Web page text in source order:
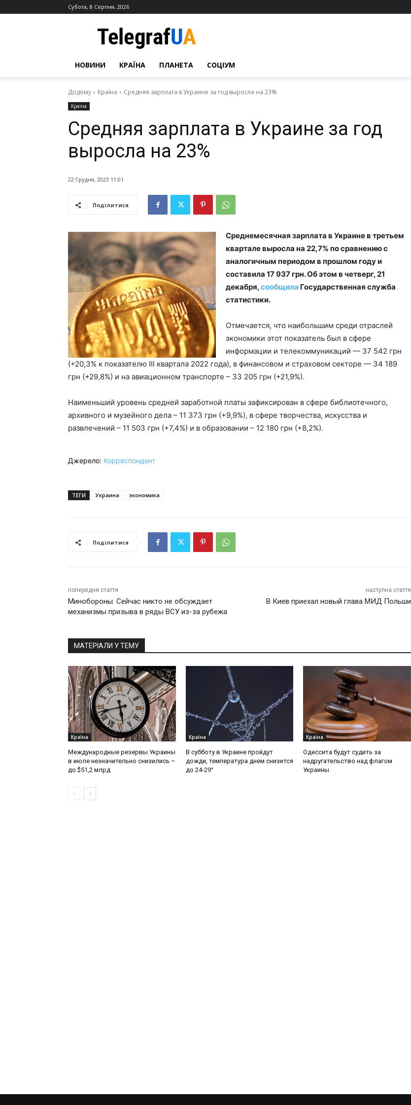
Субота, 8 Серпня, 2026
НОВИНИ КРАЇНА ПЛАНЕТА СОЦІУМ
Додому Країна Средняя зарплата в Украине за год выросла на 23%
Країна
Средняя зарплата в Украине за год
выросла на 23%
22 Грудня, 2023 11:01
Поділитися
Среднемесячная зарплата в Украине в третьем
квартале выросла на 22,7% по сравнению с
аналогичным периодом в прошлом году и
составила 17 937 грн. Об этом в четверг, 21
декабря,сообщила Государственная служба
статистики.
Отмечается, что наибольшим среди отраслей
экономики этот показатель был в сфере
информации и телекоммуникаций — 37 542 грн
(+20,3% к показателю ІІІ квартала 2022 года), в финансовом и страховом секторе — 34 189
грн (+29,8%) и на авиационном транспорте – 33 205 грн (+21,9%).
Наименьший уровень средней заработной платы зафиксирован в сфере библиотечного,
архивного и музейного дела – 11 373 грн (+9,9%), в сфере творчества, искусства и
развлечений – 11 503 грн (+7,4%) и в образовании – 12 180 грн (+8,2%).
Джерело: Корреспондент
ТЕГИ Украина экономика
Поділитися
попередня стаття
Минобороны: Сейчас никто не обсуждает
механизмы призыва в ряды ВСУ из-за рубежа
наступна стаття
В Киев приехал новый глава МИД Польши
МАТЕРІАЛИ У ТЕМУ
Країна
Международные резервы Украины
в июле незначительно снизились –
до $51,2 млрд
Країна
В субботу в Украине пройдут
дожди, температура днем снизится
до 24-29°
Країна
Одессита будут судить за
надругательство над флагом
Украины